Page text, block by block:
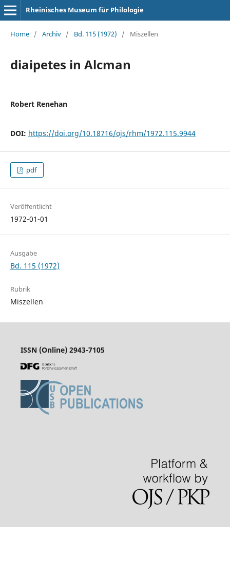
Rheinisches Museum für Philologie
Home / Archiv / Bd. 115 (1972) / Miszellen
diaipetes in Alcman
Robert Renehan
DOI: https://doi.org/10.18716/ojs/rhm/1972.115.9944
pdf
Veröffentlicht
1972-01-01
Ausgabe
Bd. 115 (1972)
Rubrik
Miszellen
ISSN (Online) 2943-7105